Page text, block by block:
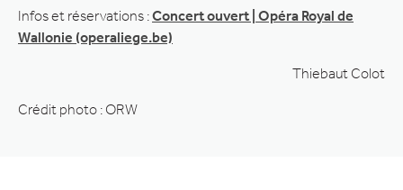
Infos et réservations :Concert ouvert | Opéra Royal de
Wallonie (operaliege.be)
Thiebaut Colot
Crédit photo : ORW